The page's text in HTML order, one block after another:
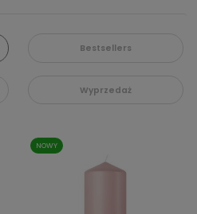
Bestsellers
Wyprzedaż
NOWY